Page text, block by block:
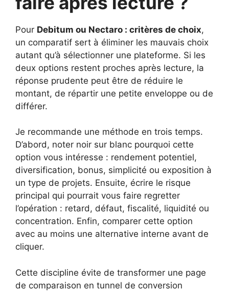
Pour Debitum ou Nectaro : critères de choix,
un comparatif sert à éliminer les mauvais choix
autant qu’à sélectionner une plateforme. Si les
deux options restent proches après lecture, la
réponse prudente peut être de réduire le
montant, de répartir une petite enveloppe ou de
différer.
Je recommande une méthode en trois temps.
D’abord, noter noir sur blanc pourquoi cette
option vous intéresse : rendement potentiel,
diversification, bonus, simplicité ou exposition à
un type de projets. Ensuite, écrire le risque
principal qui pourrait vous faire regretter
l’opération : retard, défaut, fiscalité, liquidité ou
concentration. Enfin, comparer cette option
avec au moins une alternative interne avant de
cliquer.
Cette discipline évite de transformer une page
de comparaison en tunnel de conversion